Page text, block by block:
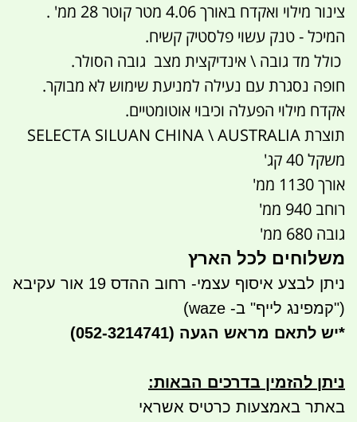
צינור מילוי ואקדח באורך 4.06 מטר קוטר 28 ממ' .
המיכל - טנק עשוי פלסטיק קשיח.
כולל מד גובה \ אינדיקצית מצב גובה הסולר.
חופה נסגרת עם נעילה למניעת שימוש לא מבוקר.
אקדח מילוי הפעלה וכיבוי אוטומטיים.
תוצרת SELECTA SILUAN CHINA \ AUSTRALIA
משקל 40 קג'
אורך 1130 ממ'
רוחב 940 ממ'
גובה 680 ממ'
משלוחים לכל הארץ
ניתן לבצע איסוף עצמי- רחוב ההדס 19 אור עקיבא
("קמפינג לייף" ב- waze)
*יש לתאם מראש הגעה (052-3214741)
ניתן להזמין בדרכים הבאות:
באתר באמצעות כרטיס אשראי